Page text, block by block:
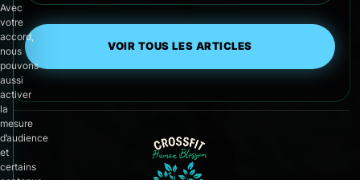
VOIR TOUS LES ARTICLES
Avec
votre
accord,
nous
pouvons
aussi
activer
la
mesure
d’audience
et
certains